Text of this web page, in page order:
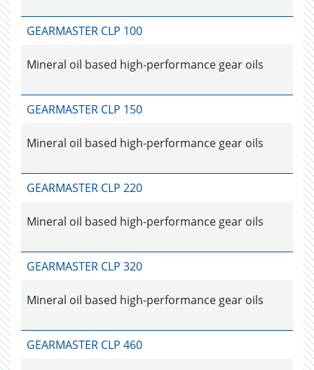
GEARMASTER CLP 100
Mineral oil based high-performance gear oils
GEARMASTER CLP 150
Mineral oil based high-performance gear oils
GEARMASTER CLP 220
Mineral oil based high-performance gear oils
GEARMASTER CLP 320
Mineral oil based high-performance gear oils
GEARMASTER CLP 460